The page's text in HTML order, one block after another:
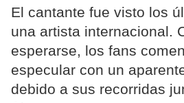
El cantante fue visto los
una artista internacional.
esperarse, los fans
especular con un
debido a sus recorridas